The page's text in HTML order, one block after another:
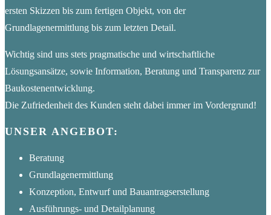
ersten Skizzen bis zum fertigen Objekt, von der
Grundlagenermittlung bis zum letzten Detail.
Wichtig sind uns stets pragmatische und wirtschaftliche
Lösungsansätze, sowie Information, Beratung und Transparenz zur
Baukostenentwicklung.
Die Zufriedenheit des Kunden steht dabei immer im Vordergrund!
UNSER ANGEBOT:
Beratung
Grundlagenermittlung
Konzeption, Entwurf und Bauantragserstellung
Ausführungs- und Detailplanung